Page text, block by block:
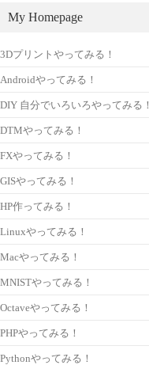
My Homepage
3Dプリントやってみる！
Androidやってみる！
DIY 自分でいろいろやってみる！
DTMやってみる！
FXやってみる！
GISやってみる！
HP作ってみる！
Linuxやってみる！
Macやってみる！
MNISTやってみる！
Octaveやってみる！
PHPやってみる！
Pythonやってみる！